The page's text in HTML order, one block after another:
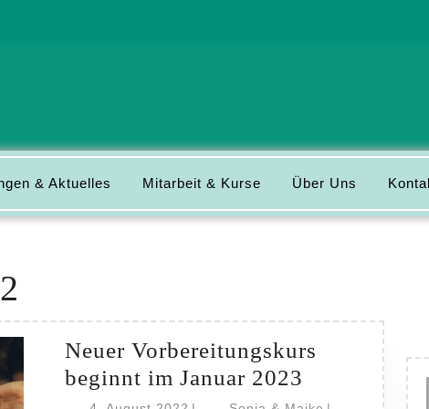
& Aktuelles Mitarbeit & Kurse Über Uns
Neuer Vorbereitungskurs
beginnt im Januar 2023